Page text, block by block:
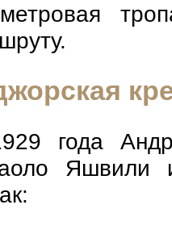
года
Яшвили